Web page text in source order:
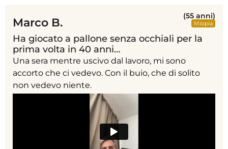
Marco B. (55 anni)
Miopia
Ha giocato a pallone senza occhiali per la
prima volta in 40 anni…
Una sera mentre uscivo dal lavoro, mi sono
accorto che ci vedevo. Con il buio, che di solito
non vedevo niente.